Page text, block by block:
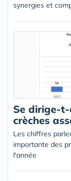
synergies et
Se dirige-
crèches
Les chiffres
importante des
l'année